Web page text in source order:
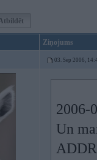
Ziņojums
03. Sep 2006,
2006-
Un